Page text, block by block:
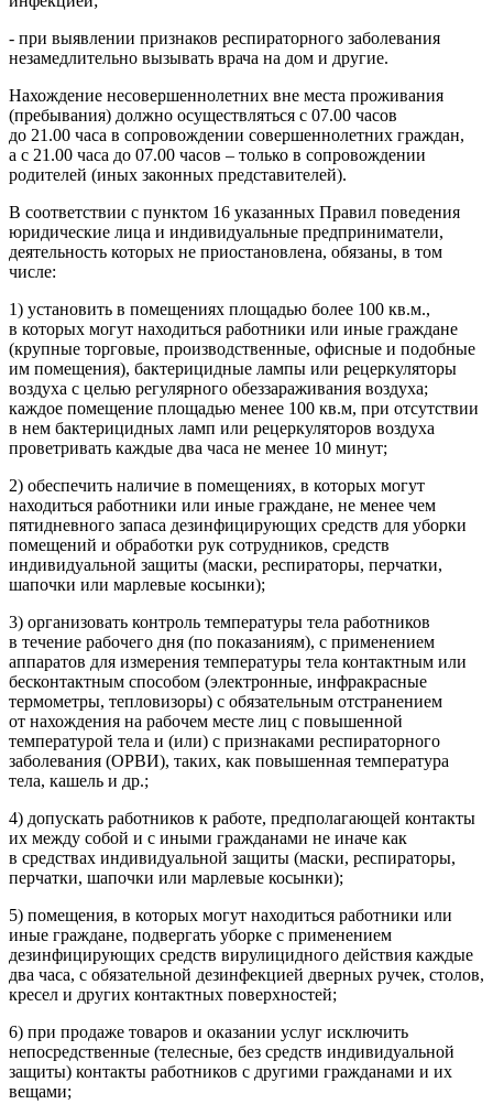
- при выявлении признаков респираторного заболевания
незамедлительно вызывать врача на дом и другие.
Нахождение несовершеннолетних вне места проживания
(пребывания) должно осуществляться c 07.00 часов
до 21.00 часа в сопровождении совершеннолетних граждан,
а с 21.00 часа до 07.00 часов – только в сопровождении
родителей (иных законных представителей).
В соответствии с пунктом 16 указанных Правил поведения
юридические лица и индивидуальные предприниматели,
деятельность которых не приостановлена, обязаны, в том
числе:
1) установить в помещениях площадью более 100 кв.м.,
в которых могут находиться работники или иные граждане
(крупные торговые, производственные, офисные и подобные
им помещения), бактерицидные лампы или рецеркуляторы
воздуха с целью регулярного обеззараживания воздуха;
каждое помещение площадью менее 100 кв.м, при отсутствии
в нем бактерицидных ламп или рецеркуляторов воздуха
проветривать каждые два часа не менее 10 минут;
2) обеспечить наличие в помещениях, в которых могут
находиться работники или иные граждане, не менее чем
пятидневного запаса дезинфицирующих средств для уборки
помещений и обработки рук сотрудников, средств
индивидуальной защиты (маски, респираторы, перчатки,
шапочки или марлевые косынки);
3) организовать контроль температуры тела работников
в течение рабочего дня (по показаниям), с применением
аппаратов для измерения температуры тела контактным или
бесконтактным способом (электронные, инфракрасные
термометры, тепловизоры) с обязательным отстранением
от нахождения на рабочем месте лиц с повышенной
температурой тела и (или) с признаками респираторного
заболевания (ОРВИ), таких, как повышенная температура
тела, кашель и др.;
4) допускать работников к работе, предполагающей контакты
их между собой и с иными гражданами не иначе как
в средствах индивидуальной защиты (маски, респираторы,
перчатки, шапочки или марлевые косынки);
5) помещения, в которых могут находиться работники или
иные граждане, подвергать уборке с применением
дезинфицирующих средств вирулицидного действия каждые
два часа, с обязательной дезинфекцией дверных ручек, столов,
кресел и других контактных поверхностей;
6) при продаже товаров и оказании услуг исключить
непосредственные (телесные, без средств индивидуальной
защиты) контакты работников с другими гражданами и их
вещами;